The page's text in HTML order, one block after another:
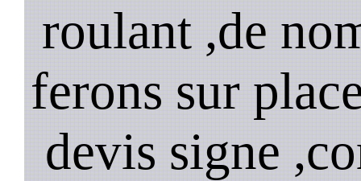
roulant ,de
ferons sur
devis signe